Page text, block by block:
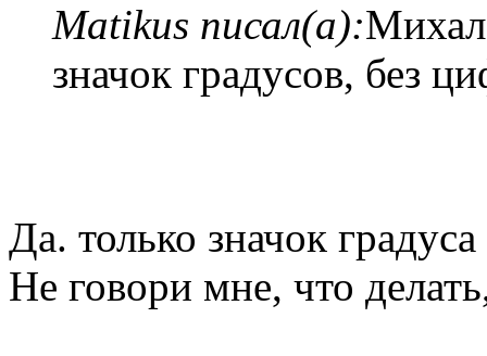
Matikus писал(а):
значок градусов, без
Да. только значок
Не говори мне, что